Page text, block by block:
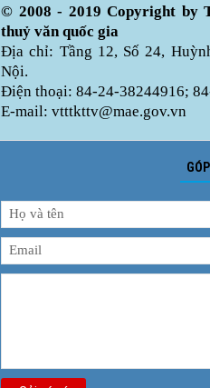
© 2008 - 2019 Copyright by
thuỷ văn quốc gia
Địa chỉ: Tầng 12, Số 24,
Nội.
Điện thoại: 84-24-38244916;
E-mail: vtttkttv@mae.gov.vn